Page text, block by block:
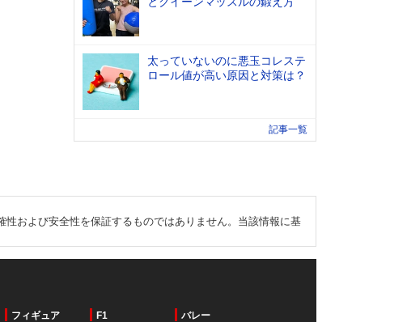
太っていないのに悪玉コレステ
ロール値が高い原因と対策は？
記事一覧
および安全性を保証するものではありません。当該情報に基
フィギュア F1 バレー